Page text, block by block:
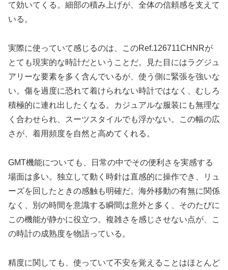
て効いてくる。細部の積み上げが、全体の信頼感を支えて
いる。
実際に使っていて感じるのは、このRef.126711CHNRが
とても現実的な時計だということだ。見た目にはラグジュ
アリーな要素を多く含んでいるが、使う側に緊張を強いな
い。傷を過度に恐れて着けられない時計ではなく、むしろ
積極的に連れ出したくなる。カジュアルな服装にも無理な
く合わせられ、スーツスタイルでも浮かない。この幅の広
さが、着用頻度を自然と高めてくれる。
GMT機能についても、日常の中でその便利さを実感する
場面は多い。独立して動く時針は直感的に操作でき、リュ
ーズを回したときの感触も明確だ。海外移動の有無に関係
なく、別の時間を意識する瞬間は意外と多く、そのたびに
この機能が静かに役立つ。複雑さを感じさせない点が、こ
の時計の成熟度を物語っている。
精度に関しても、使っていて不安を覚えることはほとんど